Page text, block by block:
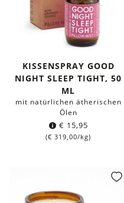
KISSENSPRAY GOOD
NIGHT SLEEP TIGHT, 50
ML
mit natürlichen ätherischen
Ölen
€ 15,95
(€ 319,00/kg)